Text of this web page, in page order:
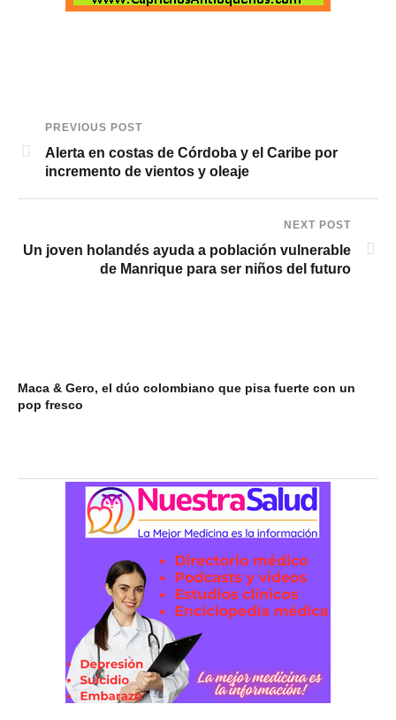
PREVIOUS POST
Alerta en costas de Córdoba y el Caribe por
incremento de vientos y oleaje
NEXT POST
Un joven holandés ayuda a población vulnerable
de Manrique para ser niños del futuro
Maca & Gero, el dúo colombiano que pisa fuerte con un
pop fresco